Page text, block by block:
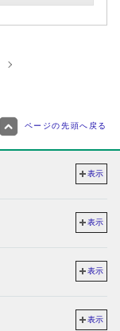
ページの先頭へ戻る
表示
表示
表示
表示